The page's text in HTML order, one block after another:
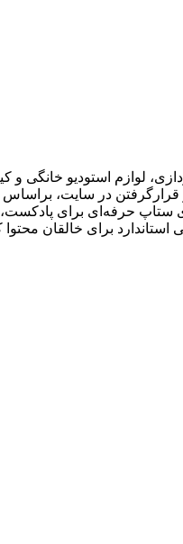
لوازم استودیو خانگی و
در سایت،
حرفه‌ای برای پادکست،
برای خالقان محتوا